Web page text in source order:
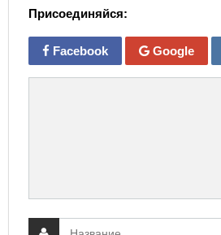
Присоединяйся:
Facebook Google